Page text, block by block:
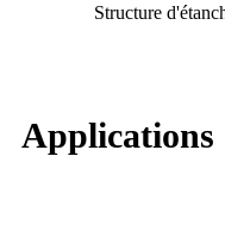
Structure
Applications